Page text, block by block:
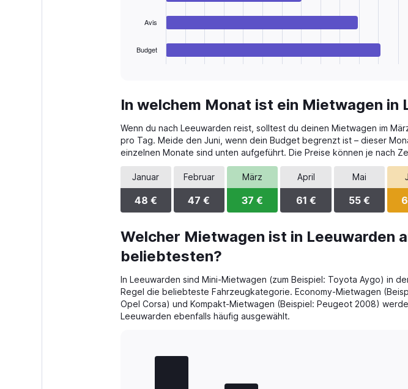
chart
Range:
categories.
The
chart
has
1
Y
axis
displaying
Range:
0
to
Avis
Budget
In welchem Monat ist ein Mietwagen in
Wenn du nach Leeuwarden reist, solltest du deinen Mietwagen im
pro Tag. Meide den Juni, wenn dein Budget begrenzt ist – dieser
einzelnen Monate sind unten aufgeführt. Die Preise können je nach
Januar
48 €
Februar
47 €
März
37 €
April
61 €
Mai
55 €
Welcher Mietwagen ist in Leeuwarden
beliebtesten?
In Leeuwarden sind Mini-Mietwagen (zum Beispiel: Toyota Aygo) in
Regel die beliebteste Fahrzeugkategorie. Economy-Mietwagen
Opel Corsa) und Kompakt-Mietwagen (Beispiel: Peugeot 2008)
Leeuwarden ebenfalls häufig ausgewählt.